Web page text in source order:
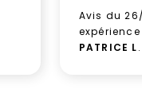
Avis du
PATRICE L.